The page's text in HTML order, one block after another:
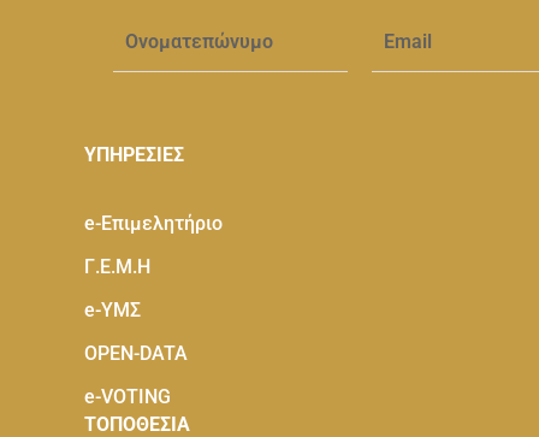
ΥΠΗΡΕΣΙΕΣ
e-Eπιμελητήριο
Γ.Ε.Μ.Η
e-ΥΜΣ
OPEN-DATA
e-VOTING
ΤΟΠΟΘΕΣΙΑ